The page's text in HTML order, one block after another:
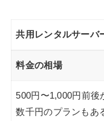
共用レンタルサーバ
料金の相場
500円〜1,000円前後
数千円のプランもあ